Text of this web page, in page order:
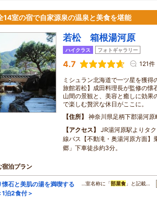
室の宿で自家源泉の温泉と美食を堪能
若松 箱根湯河原
ハイクラス フォトギャラリー
4.7 121件
ミシュラン北海道で一ツ星を獲得
旅館若松】成田料理長が監修の
山間の景観と、美容と癒しに効果
で楽しむ贅沢な休日がここに。
住所
神奈川県足柄下郡湯河
アクセス
JR湯河原駅よりタ
線バス【不動滝・奥湯河原方面】
郷」下車徒歩約3分。
宿泊プラン
懐石と美肌の湯を満喫する
泊2食付＞
…室名称に「部屋食 」と記載…